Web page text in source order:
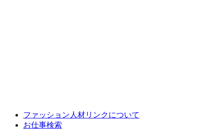
ファッション人材リンクについて
お仕事検索